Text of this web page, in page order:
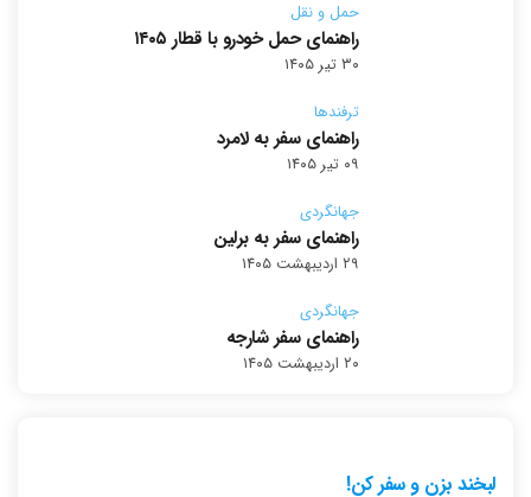
حمل و نقل
راهنمای حمل خودرو با قطار ۱۴۰۵
۳۰ تیر ۱۴۰۵
ترفندها
راهنمای سفر به لامرد
۰۹ تیر ۱۴۰۵
جهانگردی
راهنمای سفر به برلین
۲۹ اردیبهشت ۱۴۰۵
جهانگردی
راهنمای سفر شارجه
۲۰ اردیبهشت ۱۴۰۵
لبخند بزن و سفر کن!